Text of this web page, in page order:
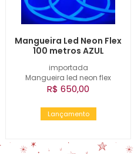
importada
Mangueira led neon flex
Mangueira Led Neon Flex
100 metros AZUL
R$ 650,00
Lançamento